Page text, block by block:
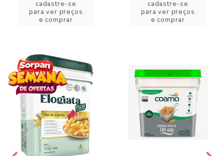
cadastre-se
para ver preços
e comprar
cadastre-se
para ver preços
e comprar